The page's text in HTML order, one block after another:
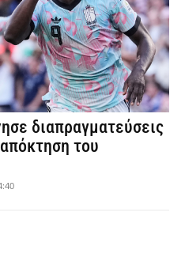
διαπραγματεύσεις
του